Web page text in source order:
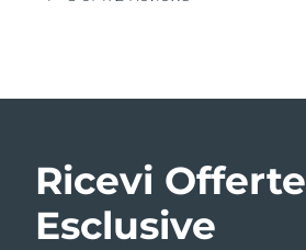
Ricevi Offerte
Esclusive